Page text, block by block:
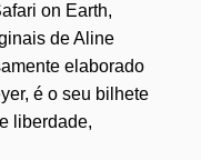
on Earth,
de Aline
elaborado
é o seu bilhete
liberdade,